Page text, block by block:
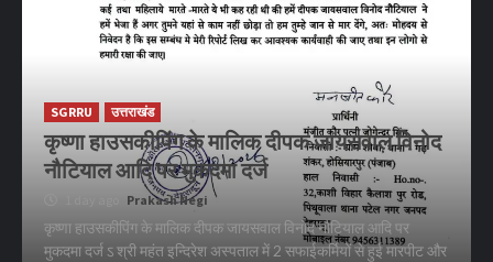
SGRRU उत्तराखंड
कृष्णा हाउसकीपिंग के मालिक दीपक जायसवाल विनोद
नौटियाल आदि पर मुकदमा दर्ज
Prakash Negi
कृष्णा हाउसकीपिंग के मालिक दीपक जायसवाल विनोद नौटियाल आदि पर
मुकदमा दर्ज ऽ श्री महंत इन्दिरेश अस्पताल में 2 सफाईकर्मियों से हुई मारपीट और